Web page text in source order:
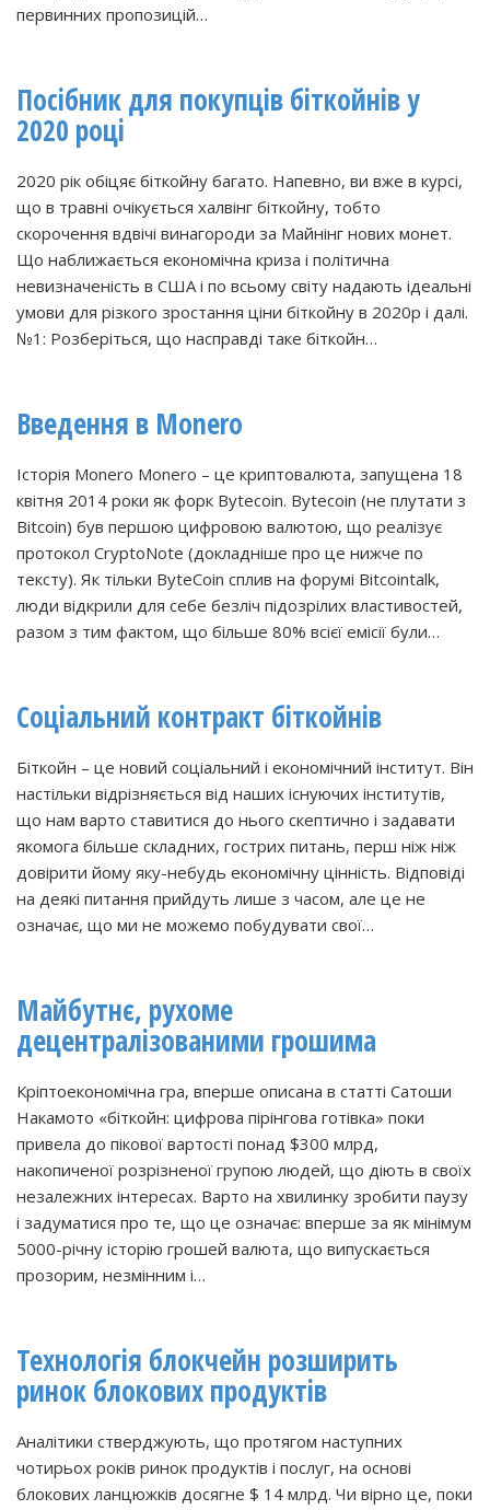
первинних пропозицій…
Посібник для покупців біткойнів у
2020 році
2020 рік обіцяє біткойну багато. Напевно, ви вже в курсі,
що в травні очікується халвінг біткойну, тобто
скорочення вдвічі винагороди за Майнінг нових монет.
Що наближається економічна криза і політична
невизначеність в США і по всьому світу надають ідеальні
умови для різкого зростання ціни біткойну в 2020р і далі.
№1: Розберіться, що насправді таке біткойн…
Введення в Monero
Історія Monero Monero – це криптовалюта, запущена 18
квітня 2014 роки як форк Bytecoin. Bytecoin (не плутати з
Bitcoin) був першою цифровою валютою, що реалізує
протокол CryptoNote (докладніше про це нижче по
тексту). Як тільки ByteCoin сплив на форумі Bitcointalk,
люди відкрили для себе безліч підозрілих властивостей,
разом з тим фактом, що більше 80% всієї емісії були…
Соціальний контракт біткойнів
Біткойн – це новий соціальний і економічний інститут. Він
настільки відрізняється від наших існуючих інститутів,
що нам варто ставитися до нього скептично і задавати
якомога більше складних, гострих питань, перш ніж ніж
довірити йому яку-небудь економічну цінність. Відповіді
на деякі питання прийдуть лише з часом, але це не
означає, що ми не можемо побудувати свої…
Майбутнє, рухоме
децентралізованими грошима
Кріптоекономічна гра, вперше описана в статті Сатоши
Накамото «біткойн: цифрова пірінгова готівка» поки
привела до пікової вартості понад $300 млрд,
накопиченої розрізненої групою людей, що діють в своїх
незалежних інтересах. Варто на хвилинку зробити паузу
і задуматися про те, що це означає: вперше за як мінімум
5000-річну історію грошей валюта, що випускається
прозорим, незмінним і…
Технологія блокчейн розширить
ринок блокових продуктів
Аналітики стверджують, що протягом наступних
чотирьох років ринок продуктів і послуг, на основі
блокових ланцюжків досягне $ 14 млрд. Чи вірно це, поки